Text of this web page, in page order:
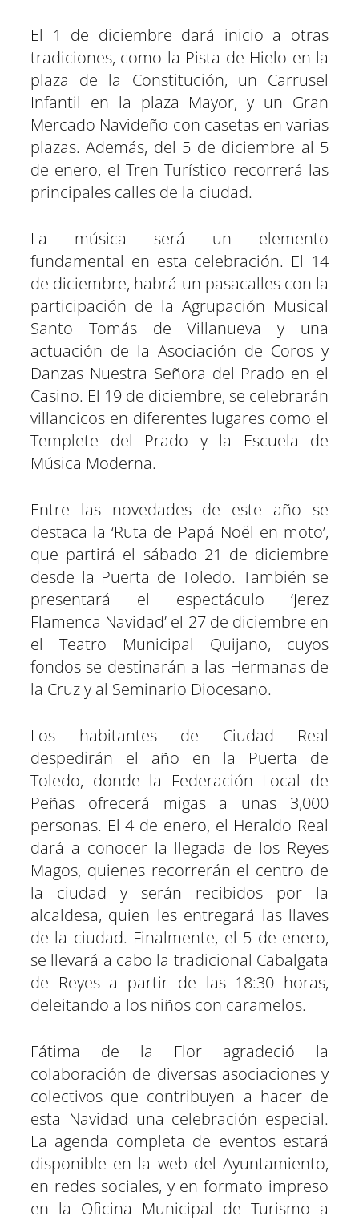
El 1 de diciembre dará inicio a otras
tradiciones, como la Pista de Hielo en la
plaza de la Constitución, un Carrusel
Infantil en la plaza Mayor, y un Gran
Mercado Navideño con casetas en varias
plazas. Además, del 5 de diciembre al 5
de enero, el Tren Turístico recorrerá las
principales calles de la ciudad.
La música será un elemento
fundamental en esta celebración. El 14
de diciembre, habrá un pasacalles con la
participación de la Agrupación Musical
Santo Tomás de Villanueva y una
actuación de la Asociación de Coros y
Danzas Nuestra Señora del Prado en el
Casino. El 19 de diciembre, se celebrarán
villancicos en diferentes lugares como el
Templete del Prado y la Escuela de
Música Moderna.
Entre las novedades de este año se
destaca la ‘Ruta de Papá Noël en moto’,
que partirá el sábado 21 de diciembre
desde la Puerta de Toledo. También se
presentará el espectáculo ‘Jerez
Flamenca Navidad’ el 27 de diciembre en
el Teatro Municipal Quijano, cuyos
fondos se destinarán a las Hermanas de
la Cruz y al Seminario Diocesano.
Los habitantes de Ciudad Real
despedirán el año en la Puerta de
Toledo, donde la Federación Local de
Peñas ofrecerá migas a unas 3,000
personas. El 4 de enero, el Heraldo Real
dará a conocer la llegada de los Reyes
Magos, quienes recorrerán el centro de
la ciudad y serán recibidos por la
alcaldesa, quien les entregará las llaves
de la ciudad. Finalmente, el 5 de enero,
se llevará a cabo la tradicional Cabalgata
de Reyes a partir de las 18:30 horas,
deleitando a los niños con caramelos.
Fátima de la Flor agradeció la
colaboración de diversas asociaciones y
colectivos que contribuyen a hacer de
esta Navidad una celebración especial.
La agenda completa de eventos estará
disponible en la web del Ayuntamiento,
en redes sociales, y en formato impreso
en la Oficina Municipal de Turismo a